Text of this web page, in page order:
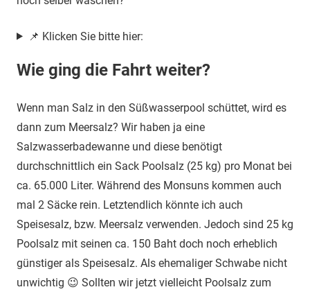
📌 Klicken Sie bitte hier:
Wie ging die Fahrt weiter?
Wenn man Salz in den Süßwasserpool schüttet, wird es
dann zum Meersalz? Wir haben ja eine
Salzwasserbadewanne und diese benötigt
durchschnittlich ein Sack Poolsalz (25 kg) pro Monat bei
ca. 65.000 Liter. Während des Monsuns kommen auch
mal 2 Säcke rein. Letztendlich könnte ich auch
Speisesalz, bzw. Meersalz verwenden. Jedoch sind 25 kg
Poolsalz mit seinen ca. 150 Baht doch noch erheblich
günstiger als Speisesalz. Als ehemaliger Schwabe nicht
unwichtig 😉 Sollten wir jetzt vielleicht Poolsalz zum